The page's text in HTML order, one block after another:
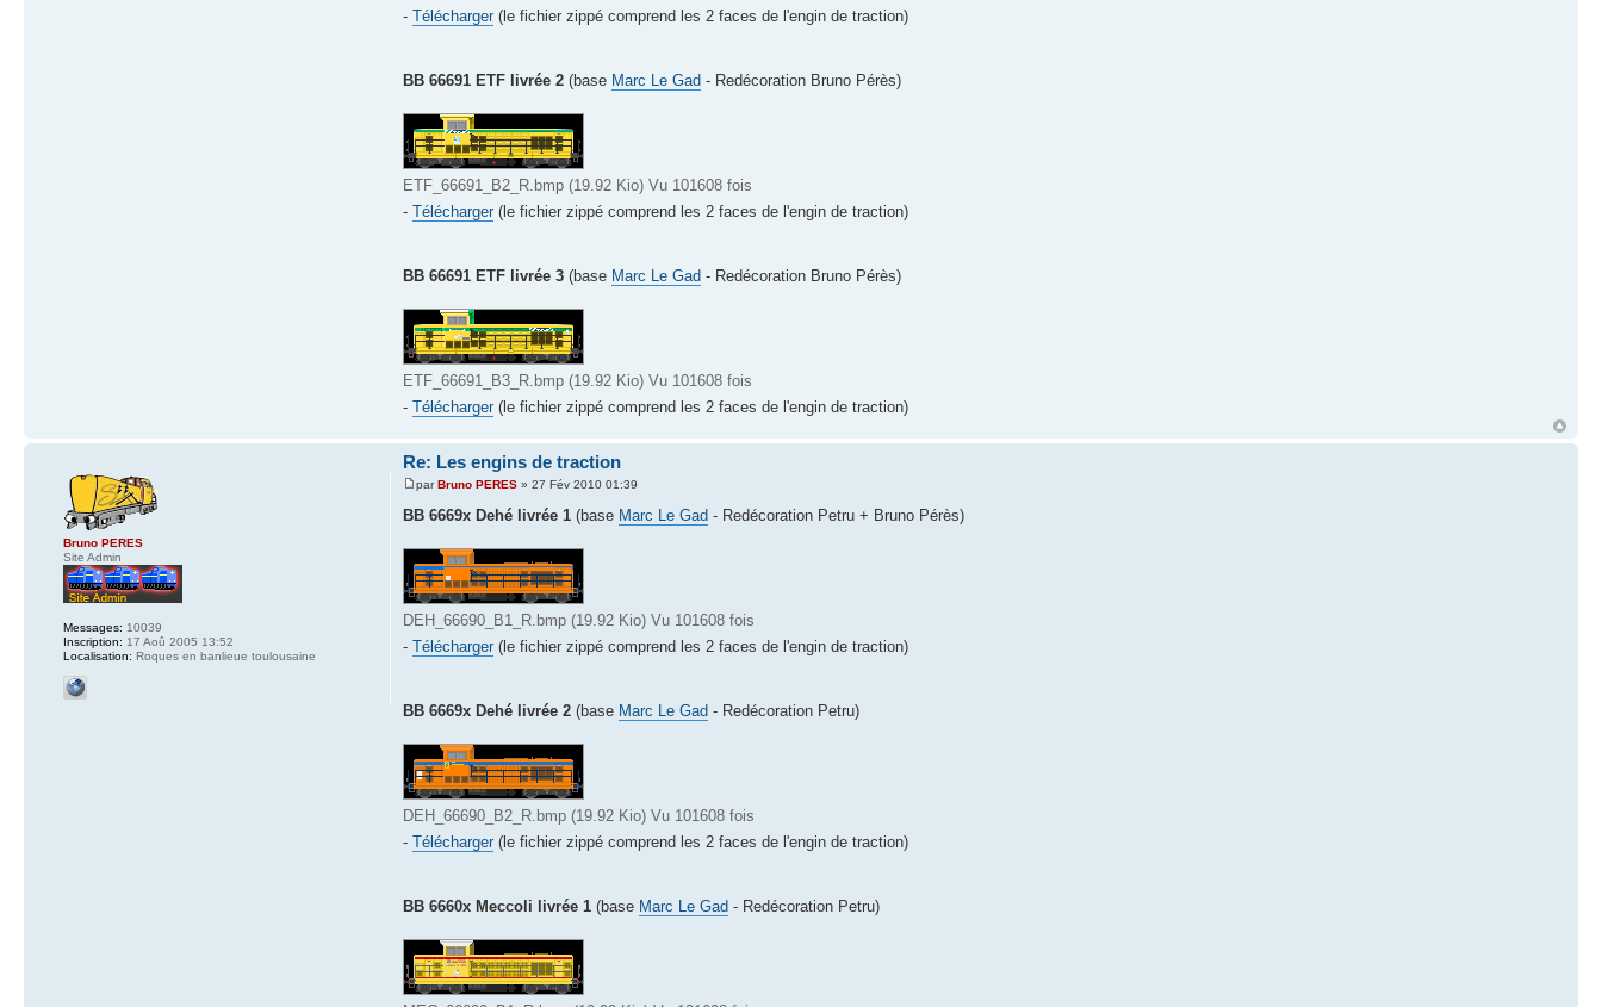
-Télécharger (le fichier zippé comprend les 2 faces de l'engin de traction)
BB 66691 ETF livrée 2 (base Marc Le Gad - Redécoration Bruno Pérès)
ETF_66691_B2_R.bmp (19.92 Kio) Vu 101608 fois
-Télécharger (le fichier zippé comprend les 2 faces de l'engin de traction)
BB 66691 ETF livrée 3 (base Marc Le Gad - Redécoration Bruno Pérès)
ETF_66691_B3_R.bmp (19.92 Kio) Vu 101608 fois
-Télécharger (le fichier zippé comprend les 2 faces de l'engin de traction)
Re: Les engins de traction
parBruno PERES » 27 Fév 2010 01:39
BB 6669x Dehé livrée 1 (base Marc Le Gad - Redécoration Petru + Bruno Pérès)
DEH_66690_B1_R.bmp (19.92 Kio) Vu 101608 fois
-Télécharger (le fichier zippé comprend les 2 faces de l'engin de traction)
BB 6669x Dehé livrée 2 (base Marc Le Gad - Redécoration Petru)
DEH_66690_B2_R.bmp (19.92 Kio) Vu 101608 fois
-Télécharger (le fichier zippé comprend les 2 faces de l'engin de traction)
BB 6660x Meccoli livrée 1 (base Marc Le Gad - Redécoration Petru)
Bruno PERES
Site Admin
Messages: 10039
Inscription: 17 Aoû 2005 13:52
Localisation: Roques en banlieue toulousaine